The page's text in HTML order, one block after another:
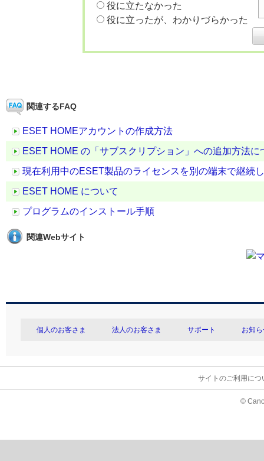
役に立たなかった
役に立ったが、わかりづらかった
関連するFAQ
ESET HOMEアカウントの作成方法
ESET HOME の「サブスクリプション」への追加方法に
現在利用中のESET製品のライセンスを別の端末で継続
ESET HOME について
プログラムのインストール手順
関連Webサイト
個人のお客さま 法人のお客さま サポート お知
サイトのご利用につ
©